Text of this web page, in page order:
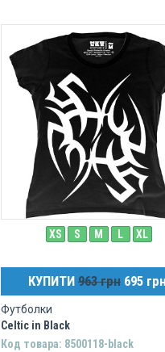
XS S M L XL
КУПИТИ 963 грн 695
Футболки
Celtic in Black
Код товара: 8500118-black